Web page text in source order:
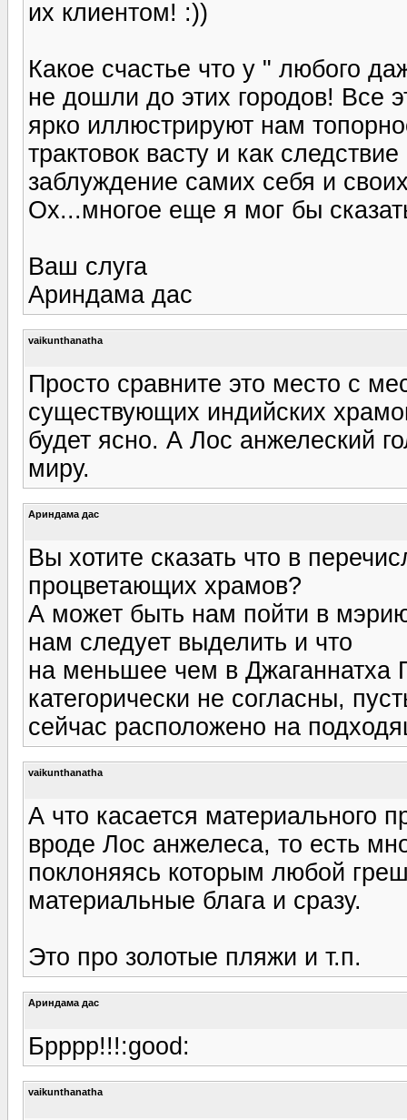
их клиентом! :))
Какое счастье что у " любого
не дошли до этих городов! Все
ярко иллюстрируют нам
трактовок васту и как
заблуждение самих себя и
Ох...многое еще я мог бы
Ваш слуга
Ариндама дас
vaikunthanatha
Просто сравните это место с
существующих индийских
будет ясно. А Лос анжелеский
миру.
Ариндама дас
Вы хотите сказать что в
процветающих храмов?
А может быть нам пойти в
нам следует выделить и что
на меньшее чем в Джаганнатха
категорически не согласны,
сейчас расположено на
vaikunthanatha
А что касается материального
вроде Лос анжелеса, то есть
поклоняясь которым любой
материальные блага и сразу.
Это про золотые пляжи и т.п.
Ариндама дас
Брррр!!!:good:
vaikunthanatha